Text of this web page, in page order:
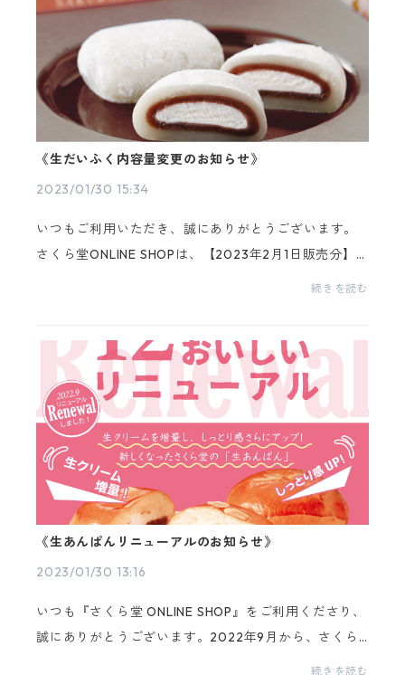
《生だいふく内容量変更のお知らせ》
2023/01/30 15:34
いつもご利用いただき、誠にありがとうございます。
さくら堂ONLINE SHOPは、【2023年2月1日販売分】
より「生だいふく」の内容量を変更させていただきま
続きを読む
《生あんぱんリニューアルのお知らせ》
2023/01/30 13:16
いつも『さくら堂 ONLINE SHOP』をご利用くださり、
誠にありがとうございます。2022年9月から、さくら
堂の「生あんぱん」をリニューアルしました☆北新地
続きを読む